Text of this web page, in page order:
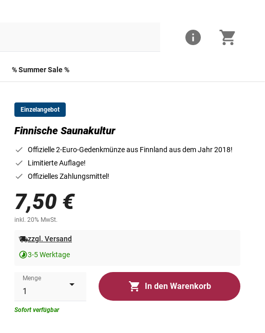
% Summer Sale %
Einzelangebot
Finnische Saunakultur
Offizielle 2-Euro-Gedenkmünze aus Finnland aus dem Jahr 2018!
Limitierte Auflage!
Offizielles Zahlungsmittel!
7,50 €
inkl. 20% MwSt.
zzgl. Versand
3-5 Werktage
Menge
In den Warenkorb
Sofort verfügbar